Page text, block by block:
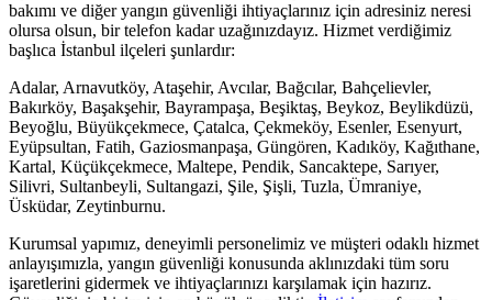
bakımı ve diğer yangın güvenliği ihtiyaçlarınız için adresiniz neresi
olursa olsun, bir telefon kadar uzağınızdayız. Hizmet verdiğimiz
başlıca İstanbul ilçeleri şunlardır:
Adalar, Arnavutköy, Ataşehir, Avcılar, Bağcılar, Bahçelievler,
Bakırköy, Başakşehir, Bayrampaşa, Beşiktaş, Beykoz, Beylikdüzü,
Beyoğlu, Büyükçekmece, Çatalca, Çekmeköy, Esenler, Esenyurt,
Eyüpsultan, Fatih, Gaziosmanpaşa, Güngören, Kadıköy, Kağıthane,
Kartal, Küçükçekmece, Maltepe, Pendik, Sancaktepe, Sarıyer,
Silivri, Sultanbeyli, Sultangazi, Şile, Şişli, Tuzla, Ümraniye,
Üsküdar, Zeytinburnu.
Kurumsal yapımız, deneyimli personelimiz ve müşteri odaklı hizmet
anlayışımızla, yangın güvenliği konusunda aklınızdaki tüm soru
işaretlerini gidermek ve ihtiyaçlarınızı karşılamak için hazırız.